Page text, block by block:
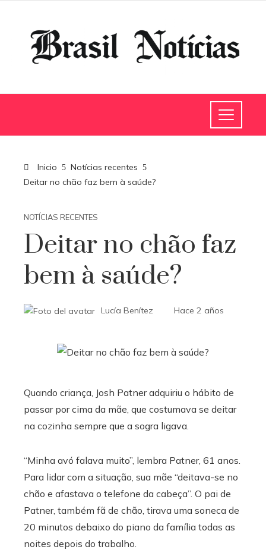
Inicio
Notícias recentes
Deitar no chão faz bem à saúde?
NOTÍCIAS RECENTES
Deitar no chão faz
bem à saúde?
Lucía Benítez Hace 2 años
Quando criança, Josh Patner adquiriu o hábito de
passar por cima da mãe, que costumava se deitar
na cozinha sempre que a sogra ligava.
“Minha avó falava muito”, lembra Patner, 61 anos.
Para lidar com a situação, sua mãe “deitava-se no
chão e afastava o telefone da cabeça”. O pai de
Patner, também fã de chão, tirava uma soneca de
20 minutos debaixo do piano da família todas as
noites depois do trabalho.